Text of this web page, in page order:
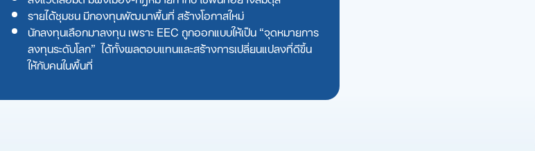
รายได้ชุมชน มีกองทุนพัฒนาพื้นที่ สร้างโอกาสใหม่
นักลงทุนเลือกมาลงทุน เพราะ EEC ถูกออกแบบให้เป็น “จุดหมายการ
ลงทุนระดับโลก” ได้ทั้งผลตอบแทนและสร้างการเปลี่ยนแปลงที่ดีขึ้น
ให้กับคนในพื้นที่